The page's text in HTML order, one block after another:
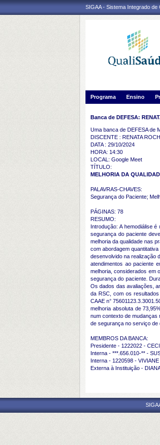
SIGAA - Sistema Integrado de
Programa
Ensino
Banca de DEFESA:
Uma banca de DEFESA de
DISCENTE : RENATA
DATA : 29/10/2024
HORA: 14:30
LOCAL: Google Meet
TÍTULO:
MELHORIA DA
PALAVRAS-CHAVES:
Segurança do Paciente;
PÁGINAS: 78
RESUMO:
Introdução: A hemodiálise
segurança do paciente
melhoria da qualidade nas
com abordagem
desenvolvido na realização
atendimentos ao paciente
melhoria, considerados em
segurança do paciente.
Os dados das avaliações,
da RSC, com os
CAAE n°
melhoria absoluta de
num contexto de mudanças
de segurança no serviço de
MEMBROS DA BANCA:
Presidente - 1222022 -
Interna - ***.656.010-** -
Interna - 1220598 -
Externa à Instituição -